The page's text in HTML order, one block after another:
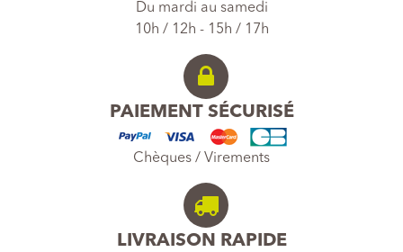
Du mardi au samedi
10h / 12h - 15h / 17h
PAIEMENT SÉCURISÉ
Chèques / Virements
LIVRAISON RAPIDE